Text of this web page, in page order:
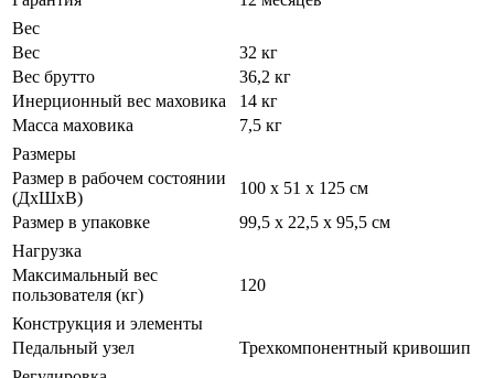
Вес
Вес
32 кг
Вес брутто
36,2 кг
Инерционный вес маховика
14 кг
Масса маховика
7,5 кг
Размеры
Размер в рабочем состоянии
(ДxШxВ)
100 х 51 х 125 см
Размер в упаковке
99,5 х 22,5 х 95,5 см
Нагрузка
Максимальный вес
пользователя (кг)
120
Конструкция и элементы
Педальный узел
Трехкомпонентный кривошип